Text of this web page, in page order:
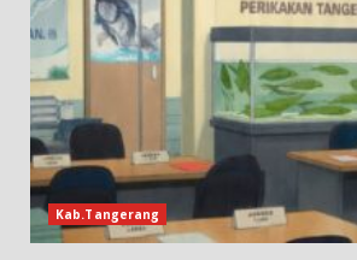
Kab.Tangerang